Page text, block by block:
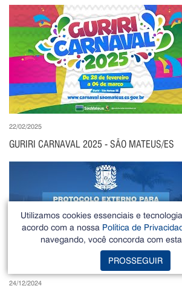
22/02/2025
GURIRI CARNAVAL 2025 - SÃO MATEUS/ES
24/12/2024
Utilizamos cookies essenciais e
acordo com a nossa Política de
navegando, você concorda com
PROSSEGUIR